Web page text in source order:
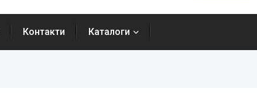
Контакти Каталоги